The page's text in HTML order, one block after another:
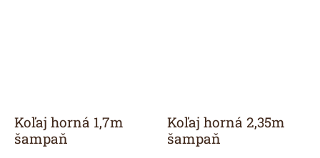
Koľaj horná 1,7m
šampaň
Koľaj horná 2,35m
šampaň